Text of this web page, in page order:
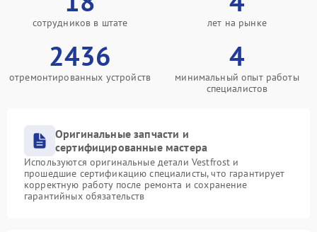
сотрудников в штате лет на рынке
2436
отремонтированных устройств
4
минимальный опыт работы
специалистов
Оригинальные запчасти и
сертифицированные мастера
Используются оригинальные детали Vestfrost и
прошедшие сертификацию специалисты, что гарантирует
корректную работу после ремонта и сохранение
гарантийных обязательств